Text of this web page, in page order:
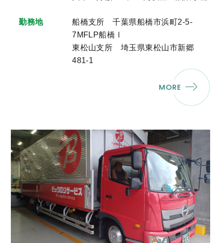
勤務地
船橋支所 千葉県船橋市浜町2-5-
7MFLP船橋Ⅰ
東松山支所 埼玉県東松山市新郷
481-1
MORE